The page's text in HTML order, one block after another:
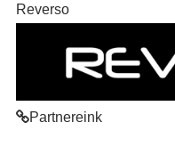
Reverso
Partnereink